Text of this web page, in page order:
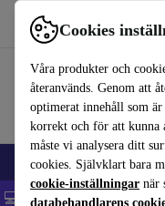
Cookies
Våra produkter och
återanvänds. Genom att
optimerat innehåll som
korrekt och för att kunna
måste vi analysera ditt
cookies. Självklart bara
cookie-inställningar när
databehandlarens
Använd refurbed snabbt
🎒 Back to school
💻 Extra 5% rabatt på alla